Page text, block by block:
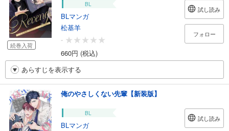
続巻入荷
BL
BLマンガ
松基羊
-
660円 (税込)
試し読み
フォロー
あらすじを表示する
俺のやさしくない先輩【新装版】
BL
BLマンガ
試し読み